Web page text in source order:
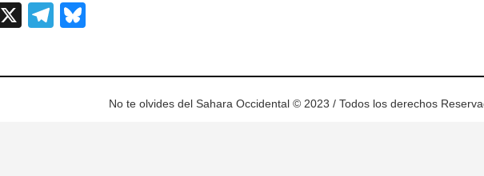
Facebook
X Telegram
No te olvides del Sahara Occidental © 2023 / Todos los derechos